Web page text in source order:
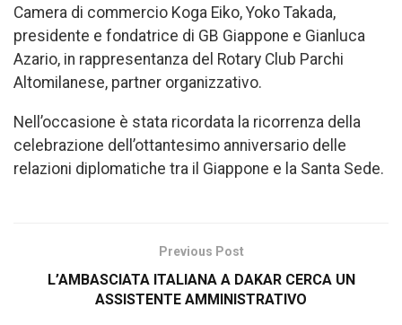
Camera di commercio Koga Eiko, Yoko Takada,
presidente e fondatrice di GB Giappone e Gianluca
Azario, in rappresentanza del Rotary Club Parchi
Altomilanese, partner organizzativo.
Nell’occasione è stata ricordata la ricorrenza della
celebrazione dell’ottantesimo anniversario delle
relazioni diplomatiche tra il Giappone e la Santa Sede.
Previous Post
L’AMBASCIATA ITALIANA A DAKAR CERCA UN
ASSISTENTE AMMINISTRATIVO